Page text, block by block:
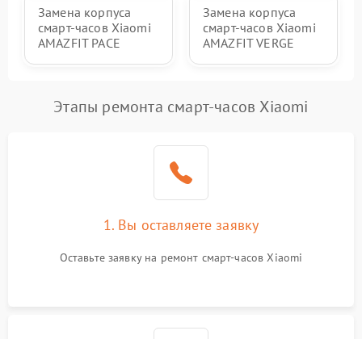
Замена корпуса
смарт-часов Xiaomi
AMAZFIT PACE
Замена корпуса
смарт-часов Xiaomi
AMAZFIT VERGE
Этапы ремонта смарт-часов Xiaomi
1. Вы оставляете заявку
Оставьте заявку на ремонт смарт-часов Xiaomi